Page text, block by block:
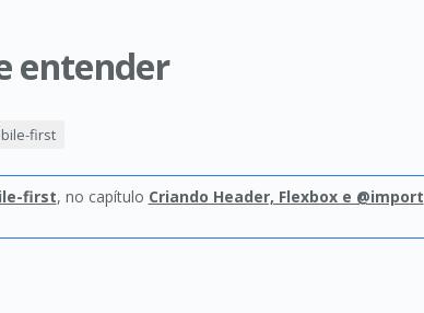
entender
first
first, no capítulo Criando Header, Flexbox e @import